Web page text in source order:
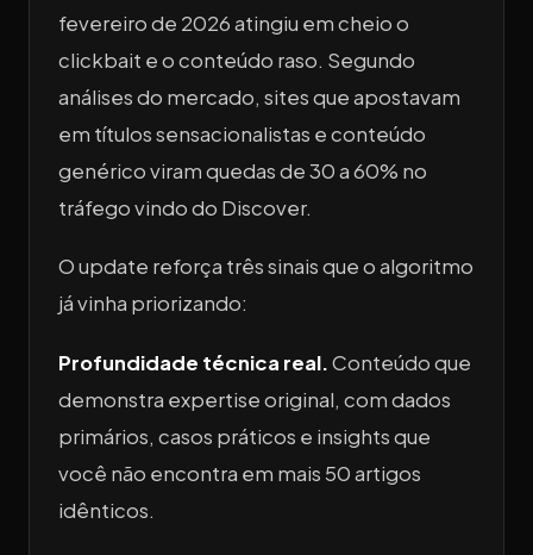
fevereiro de 2026 atingiu em cheio o
clickbait e o conteúdo raso. Segundo
análises do mercado, sites que apostavam
em títulos sensacionalistas e conteúdo
genérico viram quedas de 30 a 60% no
tráfego vindo do Discover.
O update reforça três sinais que o algoritmo
já vinha priorizando:
Profundidade técnica real.Conteúdo que
demonstra expertise original, com dados
primários, casos práticos e insights que
você não encontra em mais 50 artigos
idênticos.